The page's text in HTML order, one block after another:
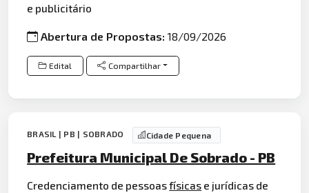
e publicitário
Abertura de Propostas:18/09/2026
Edital Compartilhar
BRASIL | PB | SOBRADO Cidade Pequena
Prefeitura Municipal De Sobrado - PB
Credenciamento de pessoasfísicas e jurídicas de